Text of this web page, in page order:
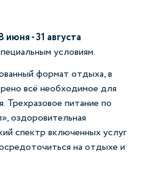
июня - 31 августа
условиям.
формат отдыха, в
всё необходимое для
Трехразовое питание по
оздоровительная
спектр включенных услуг
на отдыхе и